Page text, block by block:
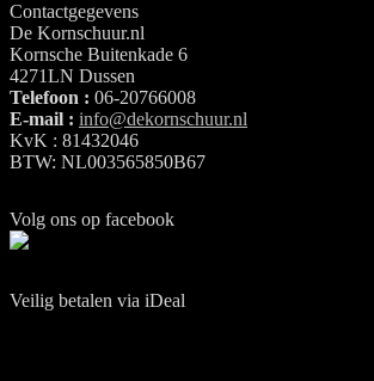
Contactgegevens
De Kornschuur.nl
Kornsche Buitenkade 6
4271LN Dussen
Telefoon : 06-20766008
E-mail : info@dekornschuur.nl
KvK : 81432046
BTW: NL003565850B67
Volg ons op facebook
Veilig betalen via iDeal